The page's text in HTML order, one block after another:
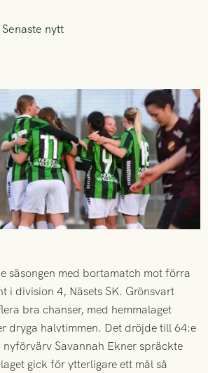
Senaste nytt
säsongen med bortamatch mot förra
i division 4, Näsets SK. Grönsvart
bra chanser, med hemmalaget
dryga halvtimmen. Det dröjde till 64:e
nyförvärv Savannah Ekner spräckte
gick för ytterligare ett mål så